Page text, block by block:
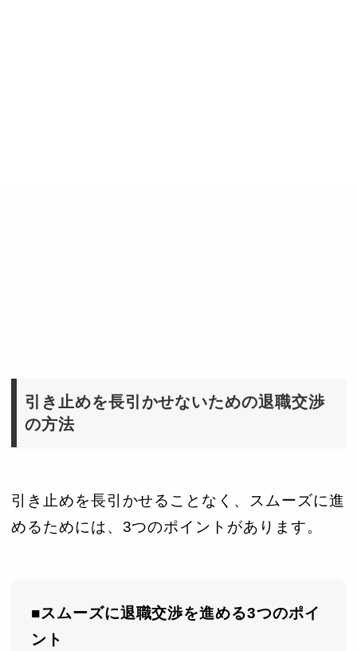
引き止めを長引かせないための退職交渉
の方法
引き止めを長引かせることなく、スムーズに進
めるためには、3つのポイントがあります。
■スムーズに退職交渉を進める3つのポイ
ント